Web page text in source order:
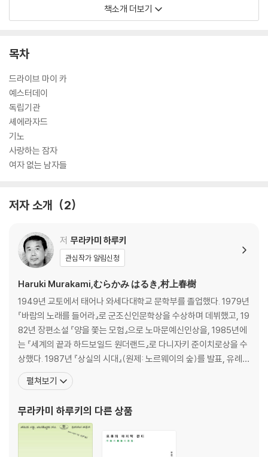
으로 인해 사별하거나(「드라이브 마이 카」), 외도 사실을 알게 되어 이혼하
고(「기노」), 본인의 뜻으로 일부러 깊은 관계를 피하는 경우도 있으며(「독
자드」). 대학 시절을 회상하는 구성의 「예스터데이」와 카프카 소설 속의 세
그 때문인지 예전 작품들과 비교해 현실적이고 진중한 분위기가 강하고,
남녀를 비롯한 인간관계의 깊은 지점을 훨씬 적나라하게 묘사하고 있다는
느낌을 준다.
한때 방황하는 청춘의 전유물로 여겨졌던 하루키 소설이 현실과 맞닿아 보
편적인 소재를 진부하지 않게 풀어냈다는 면에서, 이번 소설집은 기존의
팬들은 물론 보다 폭넓은 연령대 독자들의 공감을 끌어내기에 충분할 것으
'여자 없는 남자들' 영상보기
'월간 윤종신 8월호 <여자 없는 남자들> 뮤직비디오 및 자료' 영상보기
클릭*
책소개 더보기
목차
드라이브 마이 카
예스터데이
독립기관
셰에라자드
기노
사랑하는 잠자
여자 없는 남자들
저자 소개 2
저 무라카미 하루키
관심작가 알림신청
Haruki Murakami,むらかみ はるき,村上春樹
1949년 교토에서 태어나 와세다대학교 문학부를 졸업했다. 1979년
『바람의 노래를 들어라』로 군조신인문학상을 수상하며 데뷔했고, 19
82년 장편소설 『양을 쫓는 모험』으로 노마문예신인상을, 1985년에
는 『세계의 끝과 하드보일드 원더랜드』로 다니자키 준이치로상을 수
상했다. 1987년 『상실의 시대』(원제: 노르웨이의 숲)를 발표, 유례없
는 베스트셀러 선풍과 함께 하루키 신드롬을 일으키며 세계적인 작가
로 떠올랐다. 1994년 『태엽 감는 새』로 요미우리문학상을 수상했고,
타임스 ‘올해의 책’에 선정되었다. 그 밖
펼쳐보기
무라카미 하루키 의 다른 상품